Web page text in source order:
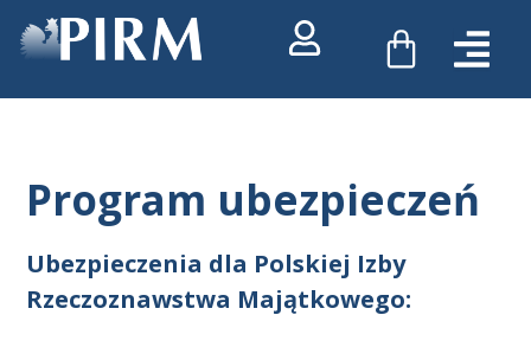
Przejdź
WÓZEK
Program ubezpieczeń
Ubezpieczenia dla Polskiej Izby
Rzeczoznawstwa Majątkowego: